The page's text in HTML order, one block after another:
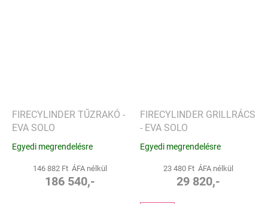
FIRECYLINDER TŰZRAKÓ -
EVA SOLO
Egyedi megrendelésre
146 882 Ft ÁFA nélkül
186 540,-
FIRECYLINDER GRILLRÁCS
- EVA SOLO
Egyedi megrendelésre
23 480 Ft ÁFA nélkül
29 820,-